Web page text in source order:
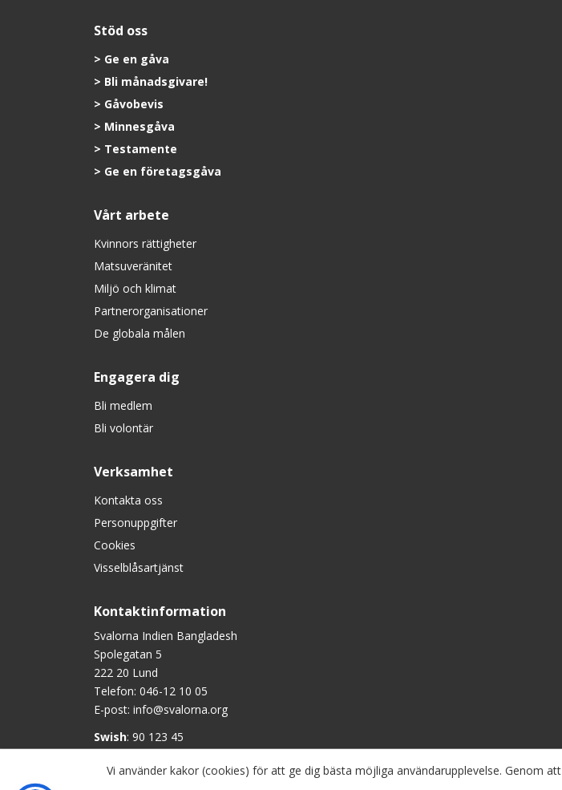
Stöd oss
Ge en gåva
Bli månadsgivare!
Gåvobevis
Minnesgåva
Testamente
Ge en företagsgåva
Vårt arbete
Kvinnors rättigheter
Matsuveränitet
Miljö och klimat
Partnerorganisationer
De globala målen
Engagera dig
Bli medlem
Bli volontär
Verksamhet
Kontakta oss
Personuppgifter
Cookies
Visselblåsartjänst
Kontaktinformation
Svalorna Indien Bangladesh
Spolegatan 5
222 20 Lund
Telefon: 046-12 10 05
E-post: info@svalorna.org
Swish: 90 123 45
Bankgiro: 901-2345
Vi använder kakor (cookies) för att ge dig bästa möjliga användarupplevelse. Genom